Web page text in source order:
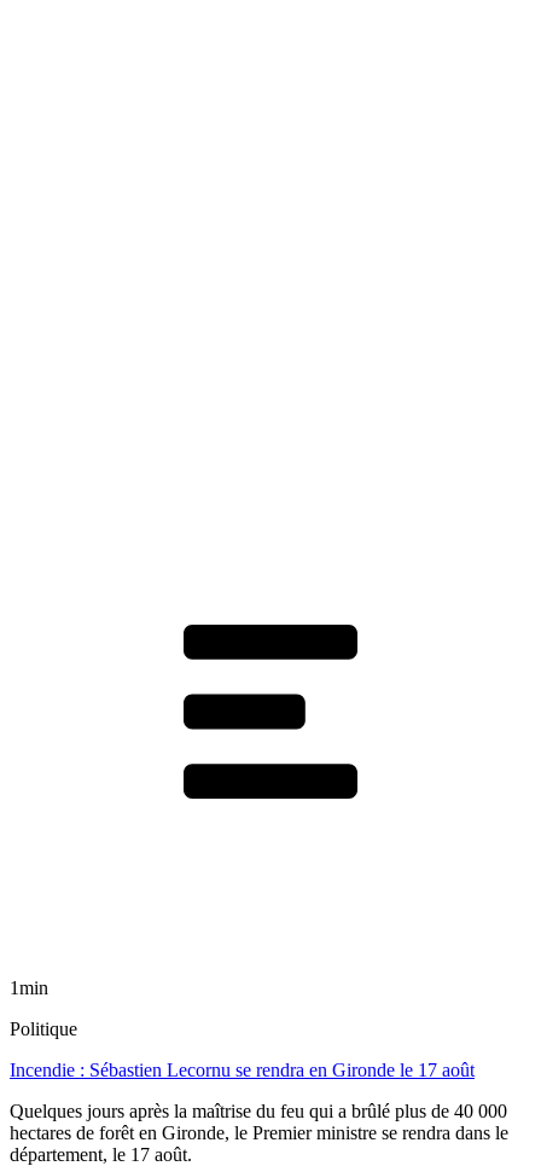
1min
Politique
Incendie : Sébastien Lecornu se rendra en Gironde le 17 août
Quelques jours après la maîtrise du feu qui a brûlé plus de 40 000
hectares de forêt en Gironde, le Premier ministre se rendra dans le
département, le 17 août.